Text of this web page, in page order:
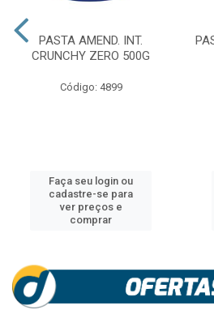
PASTA AMEND. INT.
CRUNCHY ZERO 500G
Código: 4899
Faça seu login ou
cadastre-se para
ver preços e
comprar